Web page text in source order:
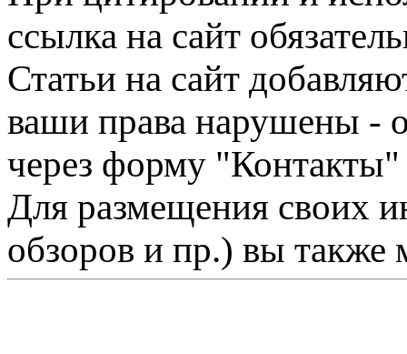
ссылка на сайт
Статьи на сайт
ваши права нарушены -
через форму "Контакты"
Для размещения своих
обзоров и пр.) вы также